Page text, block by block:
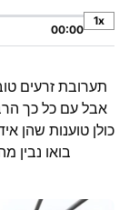
00:00
1x
תערובת זרעים
אבל עם כל כך
כולן טוענות שהן
בואו נבין